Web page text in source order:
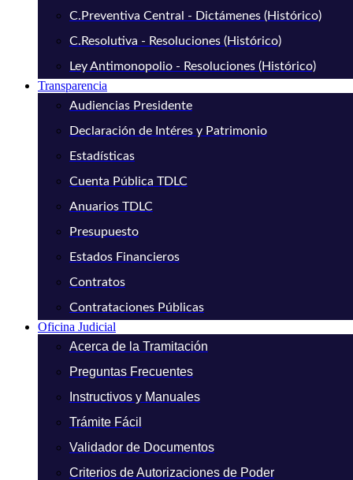
C.Preventiva Central - Dictámenes (Histórico)
C.Resolutiva - Resoluciones (Histórico)
Ley Antimonopolio - Resoluciones (Histórico)
Transparencia
Audiencias Presidente
Declaración de Intéres y Patrimonio
Estadísticas
Cuenta Pública TDLC
Anuarios TDLC
Presupuesto
Estados Financieros
Contratos
Contrataciones Públicas
Oficina Judicial
Acerca de la Tramitación
Preguntas Frecuentes
Instructivos y Manuales
Trámite Fácil
Validador de Documentos
Criterios de Autorizaciones de Poder